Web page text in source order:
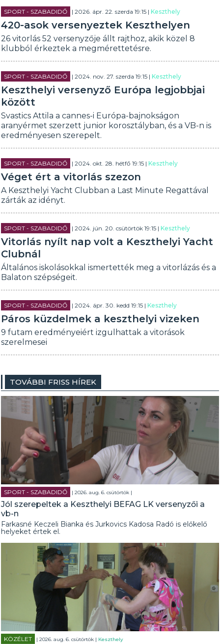
SPORT - SZABADIDŐ | 2026. ápr. 22. szerda 19:15 |Keszthely
420-asok versenyeztek Keszthelyen
26 vitorlás 52 versenyzője állt rajthoz, akik közel 8
klubból érkeztek a megmérettetésre.
SPORT - SZABADIDŐ | 2024. nov. 27. szerda 19:15 |Keszthely
Keszthelyi versenyző Európa legjobbjai
között
Svastics Attila a cannes-i Európa-bajnokságon
aranyérmet szerzett junior korosztályban, és a VB-n is
eredményesen szerepelt.
SPORT - SZABADIDŐ | 2024. okt. 28. hétfő 19:15 |Keszthely
Véget ért a vitorlás szezon
A Keszthelyi Yacht Clubban a Last Minute Regattával
zárták az idényt.
SPORT - SZABADIDŐ | 2024. jún. 20. csütörtök 19:15 |Keszthely
Vitorlás nyílt nap volt a Keszthelyi Yacht
Clubnál
Általános iskolásokkal ismertették meg a vitorlázás és a
Balaton szépségeit.
SPORT - SZABADIDŐ | 2024. ápr. 30. kedd 19:15 |Keszthely
Páros küzdelmek a keszthelyi vizeken
9 futam eredményeiért izgulhattak a vitorások
szerelmesei
TOVÁBBI FRISS HÍREK
SPORT - SZABADIDŐ | 2026. aug. 6. csütörtök |
Jól szerepeltek a Keszthelyi BEFAG LK versenyzői a
vb-n
Farkasné Keczeli Bianka és Jurkovics Kadosa Radó is előkelő
helyeket értek el.
KÖZÉLET | 2026. aug. 6. csütörtök | Keszthely